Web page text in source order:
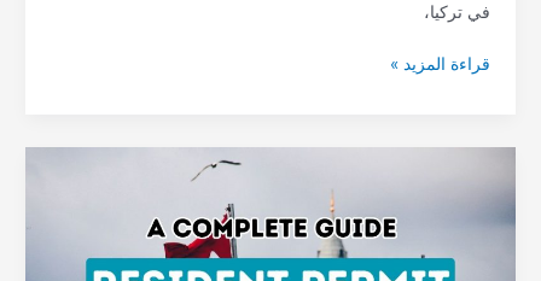
في تركيا،
قراءة المزيد »
التعامل